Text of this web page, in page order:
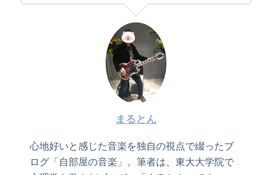
まるとん
心地好いと感じた音楽を独自の視点で綴ったブ
ログ「自部屋の音楽」。筆者は、東大大学院で